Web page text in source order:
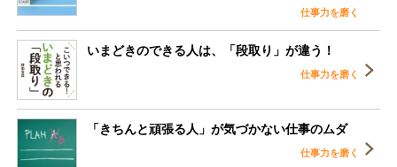
仕事力を磨く
いまどきのできる人は、「段取り」が違う！
仕事力を磨く
「きちんと頑張る人」が気づかない仕事のムダ
仕事力を磨く